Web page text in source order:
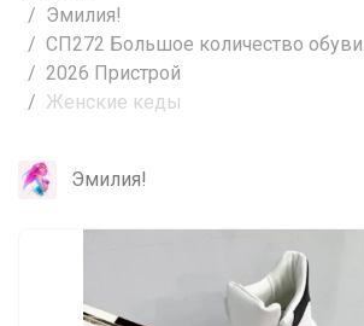
Эмилия!
СП272 Большое количество обуви...
2026 Пристрой
Женские кеды
Эмилия!